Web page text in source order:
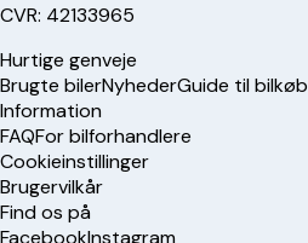
CVR: 42133965
Hurtige genveje
Brugte bilerNyhederGuide til bilkøb
Information
FAQFor bilforhandlere
Cookieinstillinger
Brugervilkår
Find os på
FacebookInstagram